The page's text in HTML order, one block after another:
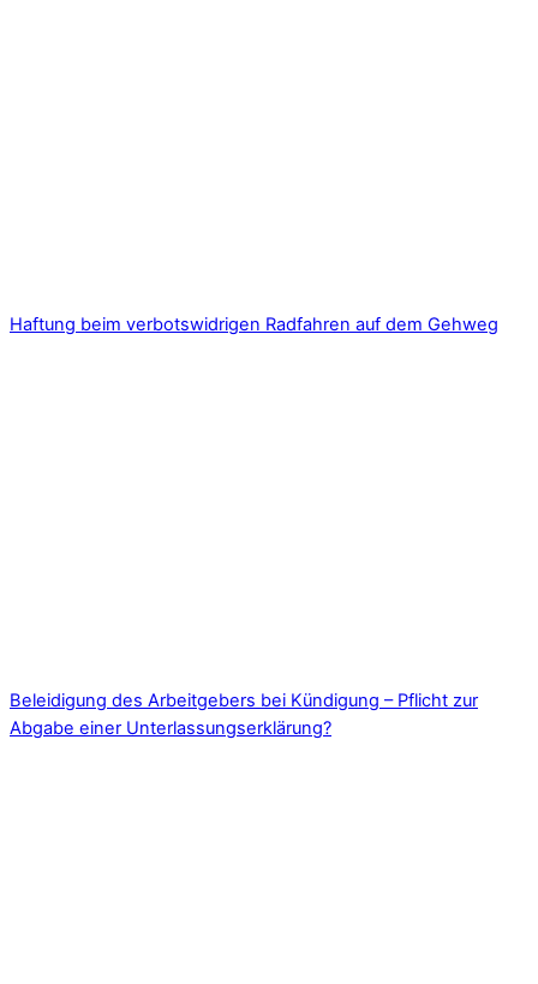
Haftung beim verbotswidrigen Radfahren auf dem Gehweg
Beleidigung des Arbeitgebers bei Kündigung – Pflicht zur
Abgabe einer Unterlassungserklärung?